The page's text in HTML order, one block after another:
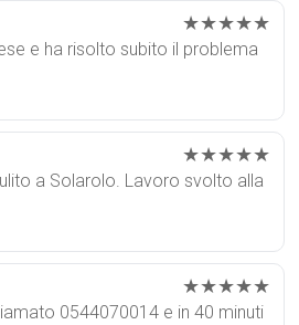
★★★★★
e ha risolto subito il problema
★★★★★
a Solarolo. Lavoro svolto alla
★★★★★
0544070014 e in 40 minuti